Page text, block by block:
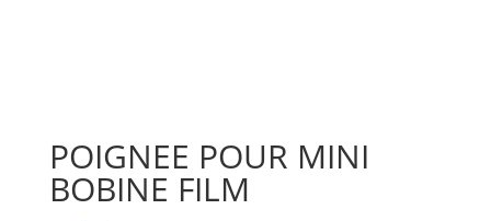
POIGNEE POUR MINI
BOBINE FILM